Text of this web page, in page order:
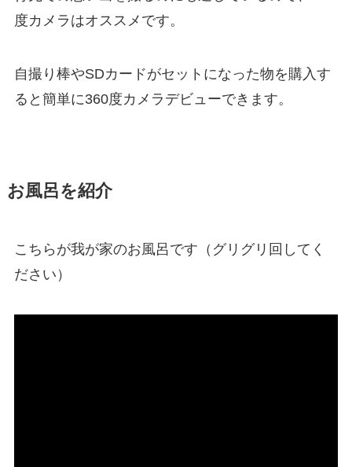
度カメラはオススメです。
自撮り棒やSDカードがセットになった物を購入す
ると簡単に360度カメラデビューできます。
お風呂を紹介
こちらが我が家のお風呂です（グリグリ回してく
ださい）